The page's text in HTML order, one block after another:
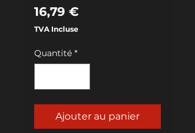
16,79 €Prix
TVA Incluse
Quantité *
Ajouter au panier